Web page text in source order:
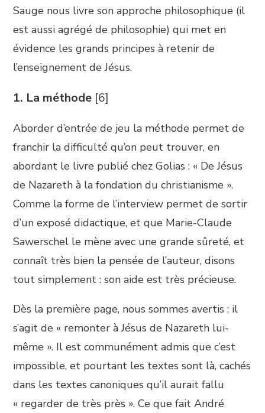
Sauge nous livre son approche philosophique (il
est aussi agrégé de philosophie) qui met en
évidence les grands principes à retenir de
l’enseignement de Jésus.
1. La méthode [6]
Aborder d’entrée de jeu la méthode permet de
franchir la difficulté qu’on peut trouver, en
abordant le livre publié chez Golias : « De Jésus
de Nazareth à la fondation du christianisme ».
Comme la forme de l’interview permet de sortir
d’un exposé didactique, et que Marie-Claude
Sawerschel le mène avec une grande sûreté, et
connaît très bien la pensée de l’auteur, disons
tout simplement : son aide est très précieuse.
Dès la première page, nous sommes avertis : il
s’agit de « remonter à Jésus de Nazareth lui-
même ». Il est communément admis que c’est
impossible, et pourtant les textes sont là, cachés
dans les textes canoniques qu’il aurait fallu
« regarder de très près ». Ce que fait André